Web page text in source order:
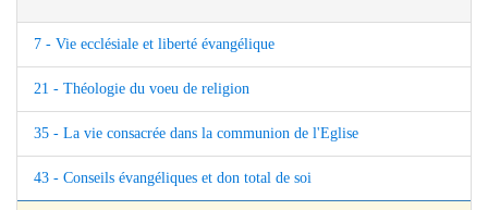
7 - Vie ecclésiale et liberté évangélique
21 - Théologie du voeu de religion
35 - La vie consacrée dans la communion de l'Eglise
43 - Conseils évangéliques et don total de soi